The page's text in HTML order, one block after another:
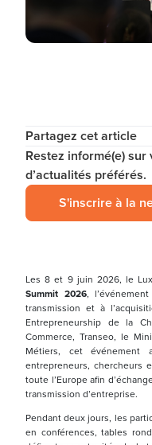
Partagez cet article
Restez informé(e) sur
d’actualités préférés.
S'inscrire à la
Les 8 et 9 juin 2026, le
Summit 2026,
transmission et à
Entrepreneurship de la
Commerce, Transeo, le
Métiers, cet événement
entrepreneurs, chercheurs
toute l’Europe afin
transmission d’entreprise.
Pendant deux jours, les
en conférences, tables